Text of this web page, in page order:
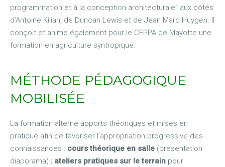
programmation et à la conception architecturale” aux côtés
d’Antoine Kilian, de Duncan Lewis et de Jean Marc Huygen. Il
conçoit et anime également pour le CFPPA de Mayotte une
formation en agriculture syntropique.
MÉTHODE PÉDAGOGIQUE
MOBILISÉE
La formation alterne apports théoriques et mises en
pratique afin de favoriser l’appropriation progressive des
connaissances : cours théorique en salle (présentation
diaporama) ; ateliers pratiques sur le terrain pour